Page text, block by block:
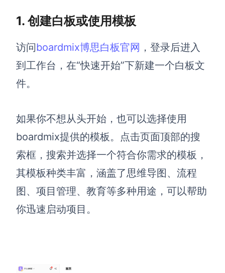
ER图
UML图
数据流图
查看所有场景
AI创作
1. 创建白板或使用模板
访问boardmix博思白板官网 ，登录后进入
到工作台，在“快速开始”下新建一个白板文
件。
如果你不想从头开始，也可以选择使用
boardmix提供的模板。点击页面顶部的搜
索框，搜索并选择一个符合你需求的模板，
其模板种类丰富，涵盖了思维导图、流程
图、项目管理、教育等多种用途，可以帮助
你迅速启动项目。